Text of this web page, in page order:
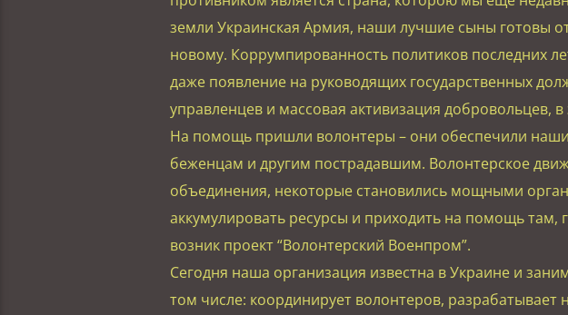
земли Украинская Армия, наши лучшие сыны готовы
новому. Коррумпированность политиков последних
даже появление на руководящих государственных
управленцев и массовая активизация добровольцев,
На помощь пришли волонтеры – они обеспечили
беженцам и другим пострадавшим. Волонтерское
объединения, некоторые становились мощными
аккумулировать ресурсы и приходить на помощь там,
возник проект “Волонтерский Военпром”.
Сегодня наша организация известна в Украине и
том числе: координирует волонтеров,